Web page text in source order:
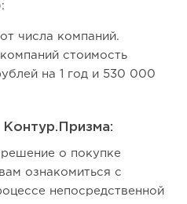
числа компаний.
стоимость
на 1 год и 530 000
о покупке
ознакомиться с
непосредственной